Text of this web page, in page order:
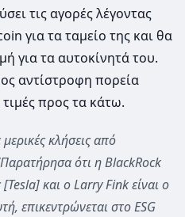
τις αγορές λέγοντας
για τα ταμείο της και θα
για τα αυτοκίνητά του.
αντίστροφη πορεία
τιμές προς τα κάτω.
κλήσεις από
ότι η BlackRock
[Tesla] και ο Larry Fink είναι ο
επικεντρώνεται στο ESG